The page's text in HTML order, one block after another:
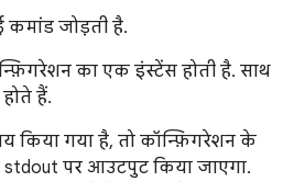
जोड़ती है.
का एक इंस्टेंस होती है. साथ
हैं.
किया गया है, तो कॉन्फ़िगरेशन के
stdout पर आउटपुट किया जाएगा.